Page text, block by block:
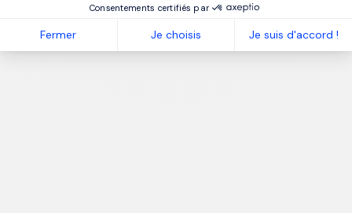
Consentements certifiés par
Fermer Je choisis Je suis d'accord !